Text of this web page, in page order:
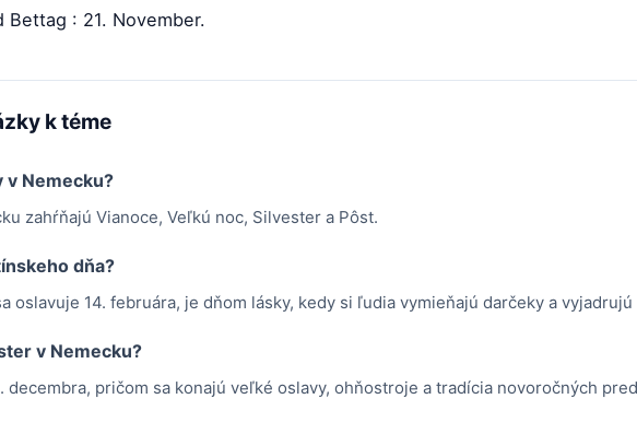
Bettag : 21. November.
k téme
v Nemecku?
zahŕňajú Vianoce, Veľkú noc, Silvester a Pôst.
dňa?
oslavuje 14. februára, je dňom lásky, kedy si ľudia vymieňajú darčeky a vyjadrujú
v Nemecku?
decembra, pričom sa konajú veľké oslavy, ohňostroje a tradícia novoročných